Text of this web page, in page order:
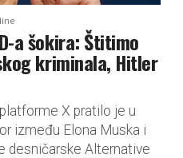
a šokira: Štitimo
kriminala, Hitler
X pratilo je u
između Elona Muska i
desničarske Alternative